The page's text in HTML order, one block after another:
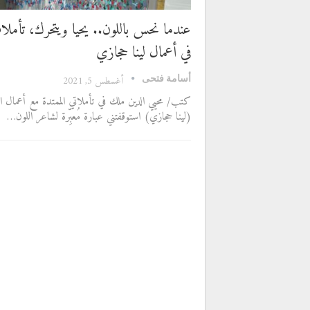
عندما نحس باللون.. يحيا ويتحرك،
في أعمال لينا حجازي
أسامة فتحى أغسطس 5, 2021
كتب/ محيي الدين ملك في تأملاتي الممتدة مع أعمال
(لينا حجازي) استوقفتني عبارة مُعبِّرة لشاعر اللون…